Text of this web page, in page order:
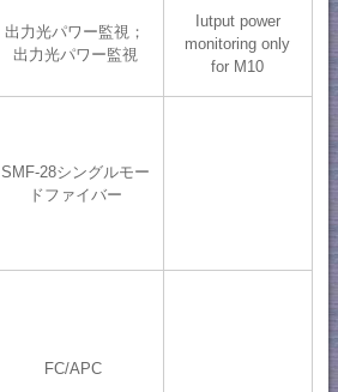
出力光パワー監視；
出力光パワー監視
Iutput power
monitoring only
for M10
SMF-28シングルモー
ドファイバー
FC/APC